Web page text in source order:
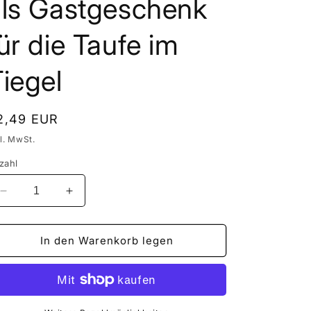
Gastgeschenk
die Taufe im
EUR
MwSt.
Verringere
die
Menge
Personalisierte
verschenken
Erhöhe
die
Menge
für
Personalisierte
Badesalze
zum
verschenken
In den Warenkorb legen